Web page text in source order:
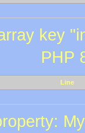
key
PHP
Line